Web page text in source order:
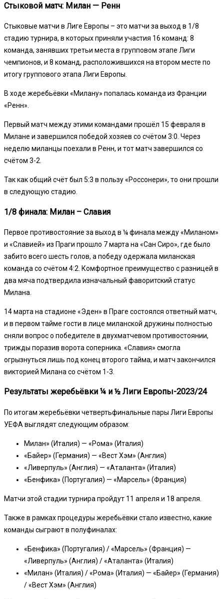
Стыковой матч: Милан — Ренн
Стыковые матчи в Лиге Европы – это матчи за выход в 1/8
стадию турнира, в которых приняли участия 16 команд: 8
команда, занявших третьи места в групповом этапе Лиги
чемпионов, и 8 команд, расположившихся на втором месте по
итогу группового этапа Лиги Европы.
В ходе жеребьёвки «Милану» попалась команда из Франции
«Ренн».
Первый матч между этими командами прошёл 15 февраля в
Милане и завершился победой хозяев со счётом 3:0. Через
неделю миланцы поехали в Ренн, и тот матч завершился со
счётом 3-2.
Так как общий счёт был 5:3 в пользу «Россонери», то они прошли
в следующую стадию.
1/8 финала: Милан – Славия
Первое противостояние за выход в ¼ финала между «Миланом»
и «Славией» из Праги прошло 7 марта на «Сан Сиро», где было
забито всего шесть голов, а победу одержала миланская
команда со счётом 4:2. Комфортное преимущество с разницей в
два мяча подтвердила изначальный фаворитский статус
Милана.
14 марта на стадионе «Эден» в Праге состоялся ответный матч,
и в первом тайме гости в лице миланской дружины полностью
сняли вопрос о победителе в двухматчевом противостоянии,
трижды поразив ворота соперника. «Славия» смогла
огрызнуться лишь под конец второго тайма, и матч закончился
викторией Милана со счётом 1-3.
Результаты жеребьёвки ¼ и ½ Лиги Европы-2023/24
По итогам жеребьёвки четвертьфинальные пары Лиги Европы
УЕФА выглядят следующим образом:
Милан» (Италия) — «Рома» (Италия)
«Байер» (Германия) — «Вест Хэм» (Англия)
«Ливерпуль» (Англия) — «Аталанта» (Италия)
«Бенфика» (Португалия) — «Марсель» (Франция)
Матчи этой стадии турнира пройдут 11 апреля и 18 апреля.
Также в рамках процедуры жеребьёвки стало известно, какие
команды сыграют в полуфиналах:
«Бенфика» (Португалия) / «Марсель» (Франция) —
«Ливерпуль» (Англия) / «Аталанта» (Италия)
«Милан» (Италия) / «Рома» (Италия) — «Байер» (Германия)
/ «Вест Хэм» (Англия)